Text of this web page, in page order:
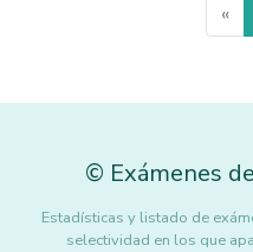
«
© Exámenes
Estadísticas y listado de
selectividad en los que